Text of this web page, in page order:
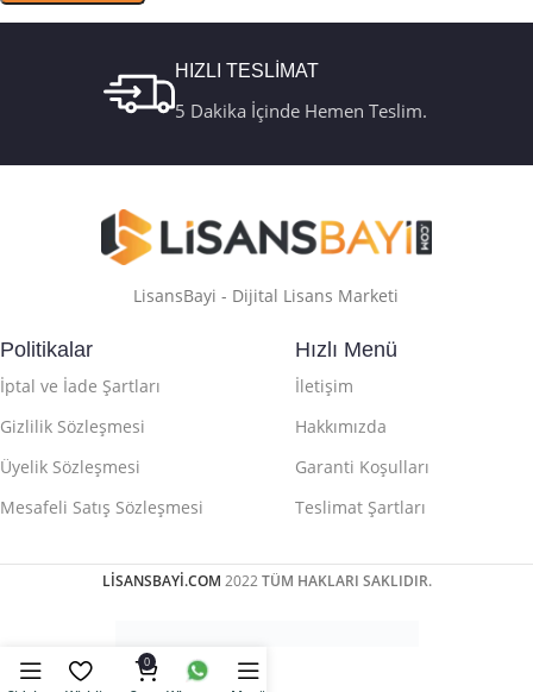
HIZLI TESLİMAT
5 Dakika İçinde Hemen Teslim.
LisansBayi - Dijital Lisans Marketi
Politikalar
İptal ve İade Şartları
Gizlilik Sözleşmesi
Üyelik Sözleşmesi
Mesafeli Satış Sözleşmesi
Hızlı Menü
İletişim
Hakkımızda
Garanti Koşulları
Teslimat Şartları
LİSANSBAYİ.COM 2022TÜM HAKLARI SAKLIDIR.
0